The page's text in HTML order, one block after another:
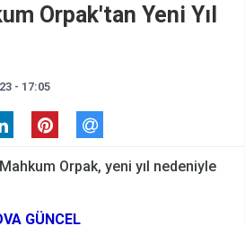
Orpak'tan Yeni Yıl
- 17:05
Orpak, yeni yıl nedeniyle
GÜNCEL